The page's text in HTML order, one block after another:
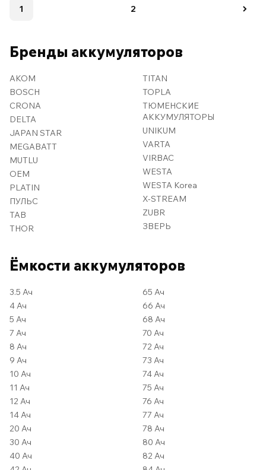
1 2
Бренды аккумуляторов
AKOM
BOSCH
CRONA
DELTA
JAPAN STAR
MEGABATT
MUTLU
OEM
PLATIN
ПУЛЬС
TAB
THOR
TITAN
TOPLA
ТЮМЕНСКИЕ
АККУМУЛЯТОРЫ
UNIKUM
VARTA
VIRBAC
WESTA
WESTA Korea
X-STREAM
ZUBR
ЗВЕРЬ
Ёмкости аккумуляторов
3.5 Ач
4 Ач
5 Ач
7 Ач
8 Ач
9 Ач
10 Ач
11 Ач
12 Ач
14 Ач
20 Ач
30 Ач
40 Ач
65 Ач
66 Ач
68 Ач
70 Ач
72 Ач
73 Ач
74 Ач
75 Ач
76 Ач
77 Ач
78 Ач
80 Ач
82 Ач